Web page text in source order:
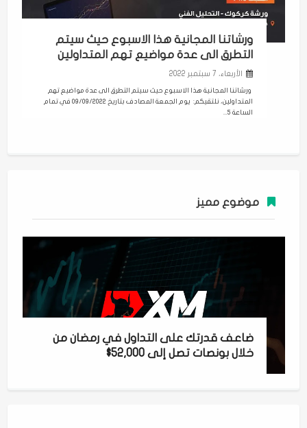
ورشاتنا المجانية هذا الاسبوع حيث سيتم
التطرق الى عدة مواضيع تهم المتداولين
الأربعاء، 7 سبتمبر 2022
ورشاتنا المجانية هذا الاسبوع حيث سيتم التطرق الى عدة مواضيع تهم
المتداولين، نلتقيكم: يوم الجمعة المصادف بتاريخ 09/09/2022 في تمام
الساعة 5...
موضوع مميز
ضاعف قدرتك على التداول في رمضان من
خلال بونصات تصل إلى 52,000$